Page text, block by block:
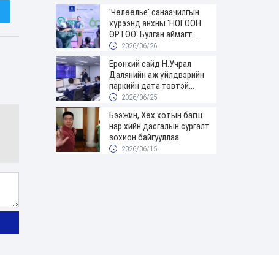
'Чөлөөлье' санаачилгын
хүрээнд анхны 'НОГООН
ӨРТӨӨ' Булган аймагт
нээгдлээ
2026/06/26
Ерөнхий сайд Н.Учрал
Далянийн аж үйлдвэрийн
паркийн дата төвтэй
танилцав
2026/06/25
Бээжин, Хөх хотын багш
нар хийн дасгалын сургалт
зохион байгууллаа
2026/06/15